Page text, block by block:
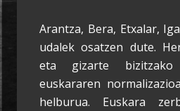
Arantza, Bera, Etxalar,
udalek osatzen dute.
eta gizarte
euskararen
helburua. Euskara